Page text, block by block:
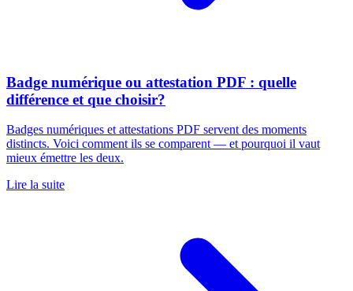
Badge numérique ou attestation PDF : quelle
différence et que choisir?
Badges numériques et attestations PDF servent des moments
distincts. Voici comment ils se comparent — et pourquoi il vaut
mieux émettre les deux.
Lire la suite